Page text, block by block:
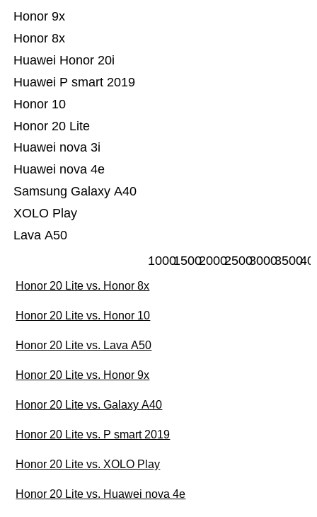
Lava A50
XOLO Play
Samsung Galaxy A40
Huawei nova 4e
Huawei nova 3i
Honor 20 Lite
Honor 10
Huawei P smart 2019
Huawei Honor 20i
Honor 8x
Honor 9x
100015002000250030003500
Honor 20 Lite vs. Honor 8x
Honor 20 Lite vs. Honor 10
Honor 20 Lite vs. Lava A50
Honor 20 Lite vs. Honor 9x
Honor 20 Lite vs. Galaxy A40
Honor 20 Lite vs. P smart 2019
Honor 20 Lite vs. XOLO Play
Honor 20 Lite vs. Huawei nova 4e